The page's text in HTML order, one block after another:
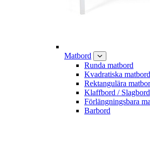
Matbord
Runda matbord
Kvadratiska matbord
Rektangulära
Klaffbord / Slagbord
Förlängningsbara
Barbord